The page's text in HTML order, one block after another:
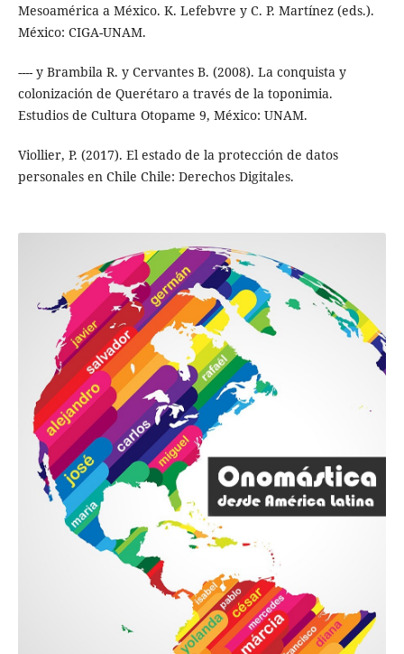
Mesoamérica a México. K. Lefebvre y C. P. Martínez (eds.).
México: CIGA-UNAM.
---- y Brambila R. y Cervantes B. (2008). La conquista y
colonización de Querétaro a través de la toponimia.
Estudios de Cultura Otopame 9, México: UNAM.
Viollier, P. (2017). El estado de la protección de datos
personales en Chile Chile: Derechos Digitales.